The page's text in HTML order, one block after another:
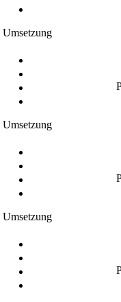
Umsetzung
Umsetzung
Umsetzung